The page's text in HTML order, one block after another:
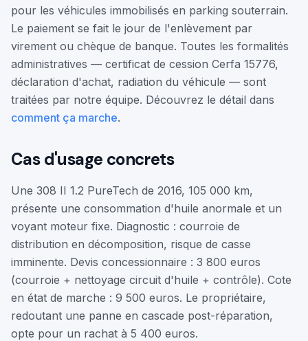
pour les véhicules immobilisés en parking souterrain.
Le paiement se fait le jour de l'enlèvement par
virement ou chèque de banque. Toutes les formalités
administratives — certificat de cession Cerfa 15776,
déclaration d'achat, radiation du véhicule — sont
traitées par notre équipe. Découvrez le détail dans
comment ça marche.
Cas d'usage concrets
Une 308 II 1.2 PureTech de 2016, 105 000 km,
présente une consommation d'huile anormale et un
voyant moteur fixe. Diagnostic : courroie de
distribution en décomposition, risque de casse
imminente. Devis concessionnaire : 3 800 euros
(courroie + nettoyage circuit d'huile + contrôle). Cote
en état de marche : 9 500 euros. Le propriétaire,
redoutant une panne en cascade post-réparation,
opte pour un rachat à 5 400 euros.